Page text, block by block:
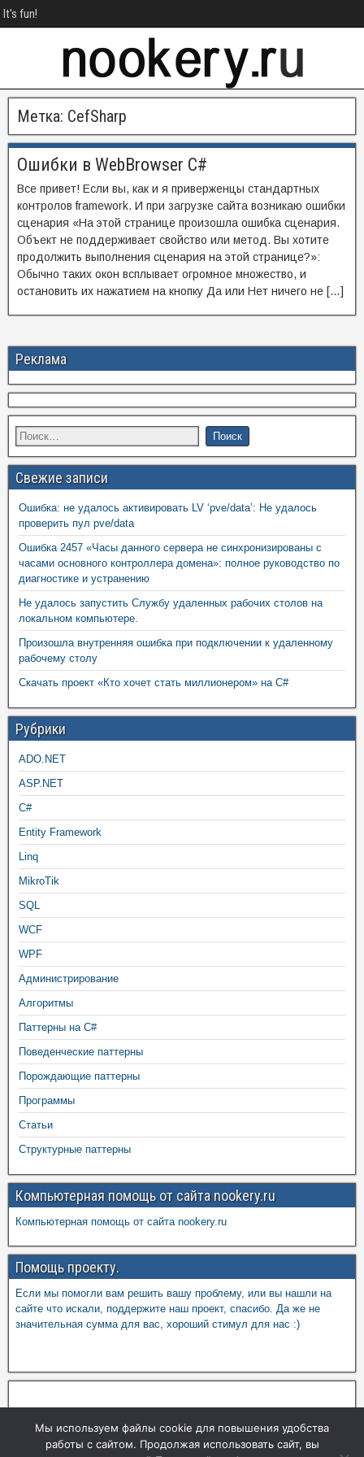
It's fun!
Метка: CefSharp
Ошибки в WebBrowser C#
Все привет! Если вы, как и я приверженцы стандартных
контролов framework. И при загрузке сайта возникаю ошибки
сценария «На этой странице произошла ошибка сценария.
Объект не поддерживает свойство или метод. Вы хотите
продолжить выполнения сценария на этой странице?»:
Обычно таких окон всплывает огромное множество, и
остановить их нажатием на кнопку Да или Нет ничего не […]
Реклама
Свежие записи
Ошибка: не удалось активировать LV ‘pve/data’: Не удалось
проверить пул pve/data
Ошибка 2457 «Часы данного сервера не синхронизированы с
часами основного контроллера домена»: полное руководство по
диагностике и устранению
Не удалось запустить Службу удаленных рабочих столов на
локальном компьютере.
Произошла внутренняя ошибка при подключении к удаленному
рабочему столу
Скачать проект «Кто хочет стать миллионером» на C#
Рубрики
ADO.NET
ASP.NET
C#
Entity Framework
Linq
MikroTik
SQL
WCF
WPF
Администрирование
Алгоритмы
Паттерны на C#
Поведенческие паттерны
Порождающие паттерны
Программы
Статьи
Структурные паттерны
Компьютерная помощь от сайта nookery.ru
Компьютерная помощь от сайта nookery.ru
Помощь проекту.
Если мы помогли вам решить вашу проблему, или вы нашли на
сайте что искали, поддержите наш проект, спасибо. Да же не
значительная сумма для вас, хороший стимул для нас :)
Мы используем файлы cookie для повышения удобства
работы с сайтом. Продолжая использовать сайт, вы